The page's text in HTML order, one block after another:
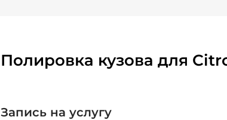
Полировка кузова для
Запись на услугу